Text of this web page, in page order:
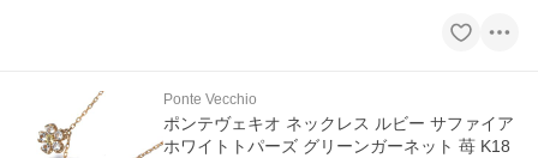
Ponte Vecchio
ポンテヴェキオ ネックレス ルビー サファイア
ホワイトトパーズ グリーンガーネット 苺 K18